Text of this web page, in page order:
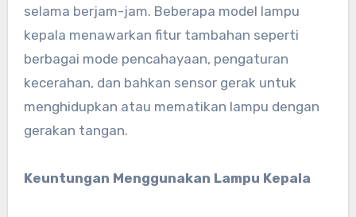
selama berjam-jam. Beberapa model lampu
kepala menawarkan fitur tambahan seperti
berbagai mode pencahayaan, pengaturan
kecerahan, dan bahkan sensor gerak untuk
menghidupkan atau mematikan lampu dengan
gerakan tangan.
Keuntungan Menggunakan Lampu Kepala